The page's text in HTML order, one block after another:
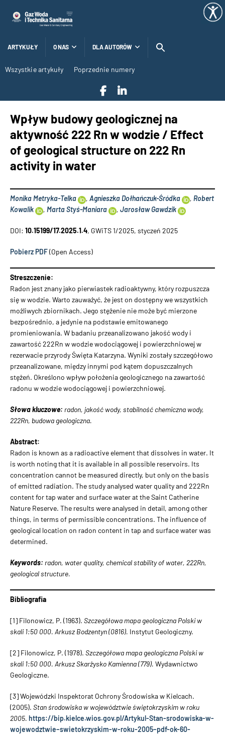
ARTYKUŁY O NAS DLA AUTORÓW
Wszystkie artykuły Poprzednie numery
Wpływ budowy geologicznej na
aktywność 222 Rn w wodzie / Effect
of geological structure on 222 Rn
activity in water
Monika Metryka-Telka , Agnieszka Dołhańczuk-Śródka , Robert
Kowalik
, Marta Styś-Maniara , Jarosław Gawdzik
DOI: 10.15199/17.2025.1.4, GWiTS 1/2025, styczeń 2025
Pobierz PDF(Open Access)
Streszczenie:
Radon jest znany jako pierwiastek radioaktywny, który rozpuszcza
się w wodzie. Warto zauważyć, że jest on dostępny we wszystkich
możliwych zbiornikach. Jego stężenie nie może być mierzone
bezpośrednio, a jedynie na podstawie emitowanego
promieniowania. W badaniu przeanalizowano jakość wody i
zawartość 222Rn w wodzie wodociągowej i powierzchniowej w
rezerwacie przyrody Święta Katarzyna. Wyniki zostały szczegółowo
przeanalizowane, między innymi pod kątem dopuszczalnych
stężeń. Określono wpływ położenia geologicznego na zawartość
radonu w wodzie wodociągowej i powierzchniowej.
Słowa kluczowe: radon, jakość wody, stabilność chemiczna wody,
222Rn, budowa geologiczna.
Abstract:
Radon is known as a radioactive element that dissolves in water. It
is worth noting that it is available in all possible reservoirs. Its
concentration cannot be measured directly, but only on the basis
of emitted radiation. The study analysed water quality and 222Rn
content for tap water and surface water at the Saint Catherine
Nature Reserve. The results were analysed in detail, among other
things, in terms of permissible concentrations. The influence of
geological location on radon content in tap and surface water was
determined.
Keywords: radon, water quality, chemical stability of water, 222Rn,
geological structure.
Bibliografia
[1] Filonowicz, P. (1963). Szczegółowa mapa geologiczna Polski w
skali 1:50 000. Arkusz Bodzentyn (0816). Instytut Geologiczny.
[2] Filonowicz, P. (1978). Szczegółowa mapa geologiczna Polski w
skali 1:50 000. Arkusz Skarżysko Kamienna (779). Wydawnictwo
Geologiczne.
[3] Wojewódzki Inspektorat Ochrony Środowiska w Kielcach.
(2005). Stan środowiska w województwie świętokrzyskim w roku
2005. https://bip.kielce.wios.gov.pl/Artykul-Stan-srodowiska-w-
wojewodztwie–swietokrzyskim-w-roku-2005–pdf-ok-60-